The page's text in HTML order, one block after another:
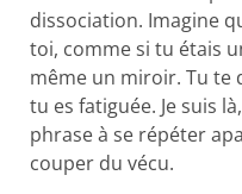
dissociation. Imagine
toi, comme si tu étais
même un miroir. Tu te
tu es fatiguée. Je suis
phrase à se répéter
couper du vécu.